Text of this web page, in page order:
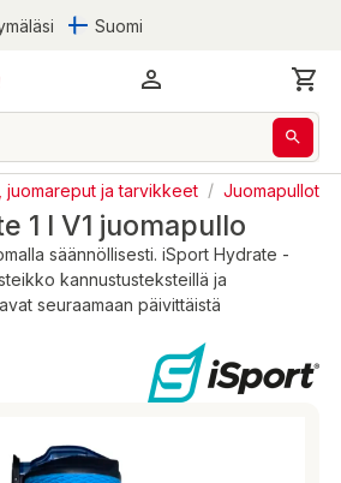
Suomi
juomareput ja tarvikkeet / Juomapullot
1 l V1 juomapullo
säännöllisesti. iSport Hydrate -
kannustusteksteillä ja
seuraamaan päivittäistä